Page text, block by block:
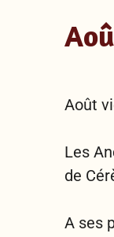
Août
Les
de
A ses